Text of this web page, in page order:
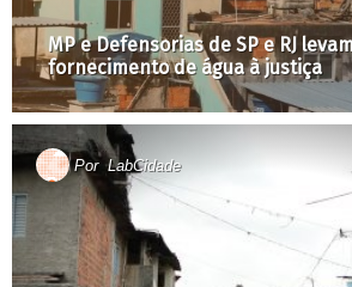
MP e Defensorias de SP e RJ
fornecimento de água à justiça
PorLabCidade